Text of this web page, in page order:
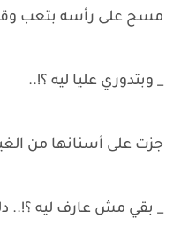
مسح على رأسه بتعب
_ وبتدوري عليا ليه ؟!..
جزت على أسنانها من
_ بقي مش عارف ليه ؟!..